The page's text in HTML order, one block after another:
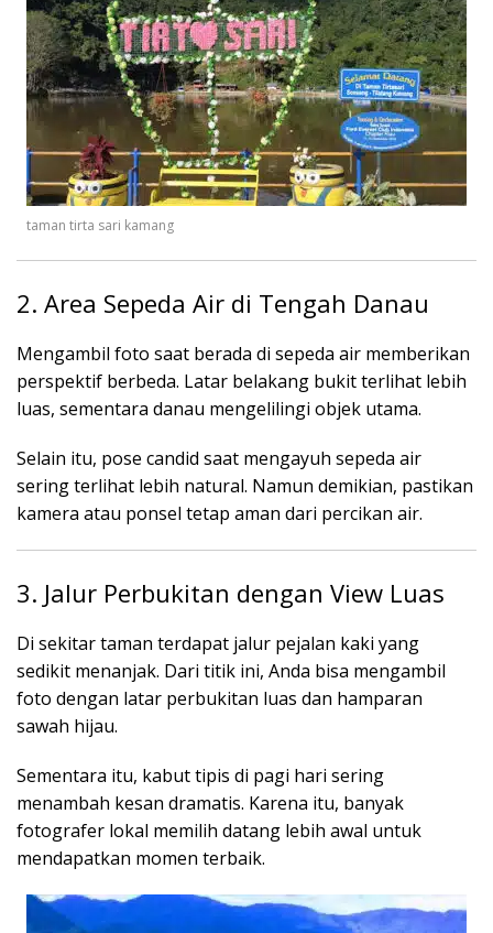
taman tirta sari kamang
2. Area Sepeda Air di Tengah Danau
Mengambil foto saat berada di sepeda air memberikan
perspektif berbeda. Latar belakang bukit terlihat lebih
luas, sementara danau mengelilingi objek utama.
Selain itu, pose candid saat mengayuh sepeda air
sering terlihat lebih natural. Namun demikian, pastikan
kamera atau ponsel tetap aman dari percikan air.
3. Jalur Perbukitan dengan View Luas
Di sekitar taman terdapat jalur pejalan kaki yang
sedikit menanjak. Dari titik ini, Anda bisa mengambil
foto dengan latar perbukitan luas dan hamparan
sawah hijau.
Sementara itu, kabut tipis di pagi hari sering
menambah kesan dramatis. Karena itu, banyak
fotografer lokal memilih datang lebih awal untuk
mendapatkan momen terbaik.